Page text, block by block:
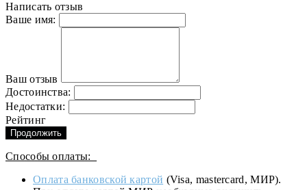
Написать отзыв
Ваше имя:
Ваш отзыв
Достоинства:
Недостатки:
Рейтинг
Продолжить
Способы оплаты:
Оплата банковской картой (Visa, mastercard, МИР).